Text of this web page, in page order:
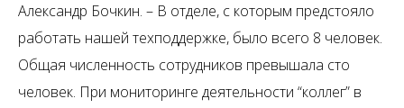
Александр Бочкин. – В отделе, с которым предстояло
работать нашей техподдержке, было всего 8 человек.
Общая численность сотрудников превышала сто
человек. При мониторинге деятельности “коллег” в